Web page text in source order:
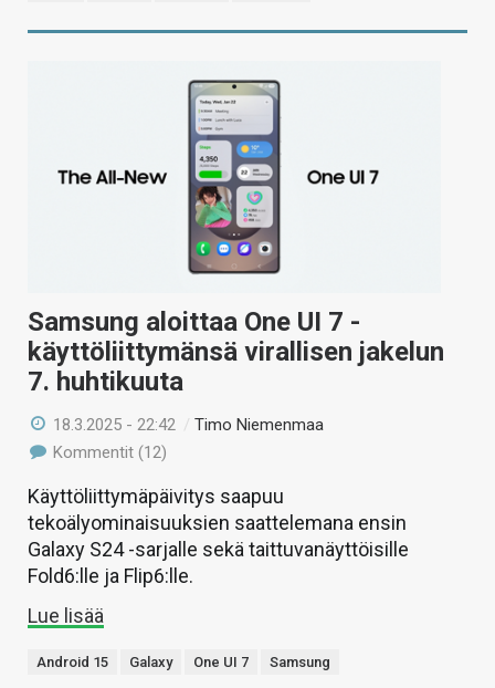
Samsung aloittaa One UI 7 -
käyttöliittymänsä virallisen jakelun
7. huhtikuuta
18.3.2025 - 22:42 /Timo Niemenmaa
Kommentit (12)
Käyttöliittymäpäivitys saapuu
tekoälyominaisuuksien saattelemana ensin
Galaxy S24 -sarjalle sekä taittuvanäyttöisille
Fold6:lle ja Flip6:lle.
Lue lisää
Android 15 Galaxy One UI 7 Samsung